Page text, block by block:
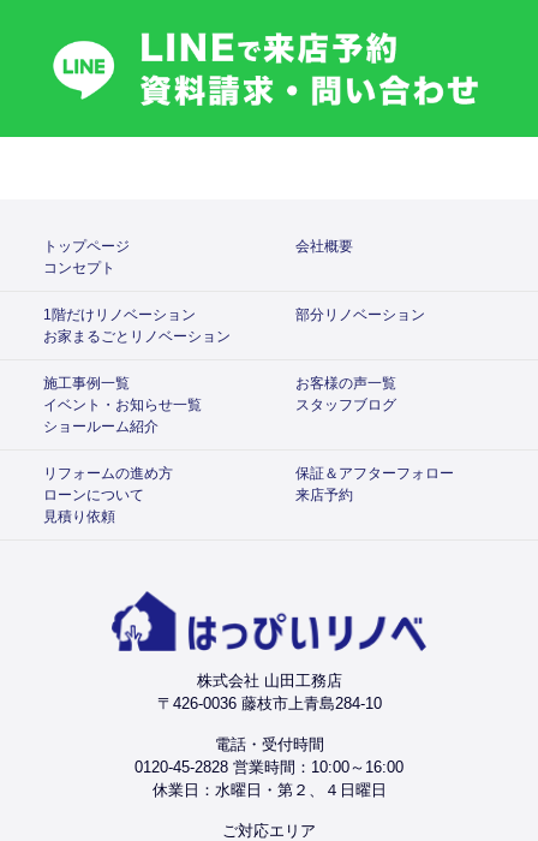
トップページ
会社概要
コンセプト
1階だけリノベーション
部分リノベーション
お家まるごとリノベーション
施工事例一覧
お客様の声一覧
イベント・お知らせ一覧
スタッフブログ
ショールーム紹介
リフォームの進め方
保証＆アフターフォロー
ローンについて
来店予約
見積り依頼
株式会社 山田工務店
〒426-0036 藤枝市上青島284-10
電話・受付時間
0120-45-2828 営業時間：10:00～16:00
休業日：水曜日・第２、４日曜日
ご対応エリア